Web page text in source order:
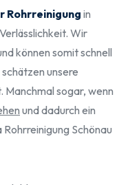
Rohrreinigung in
Wir
können somit schnell
unsere
Manchmal sogar, wenn
und dadurch ein
Schönau